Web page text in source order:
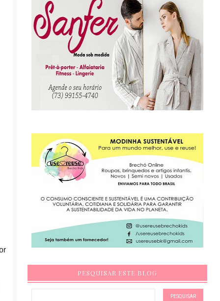
PESQUISAR ESTE BLOG